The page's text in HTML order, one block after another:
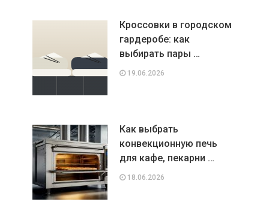
Кроссовки в городском
гардеробе: как
выбирать пары …
19.06.2026
Как выбрать
конвекционную печь
для кафе, пекарни …
18.06.2026